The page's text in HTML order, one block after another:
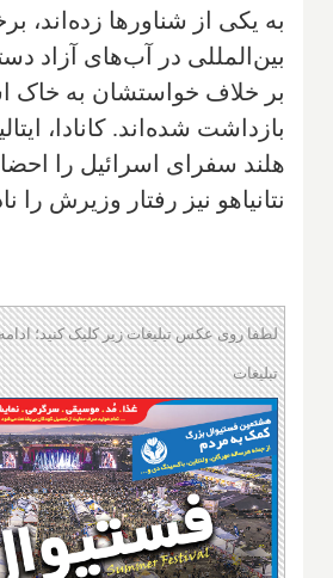
به یکی از شناورها زده‌اند،
بین‌المللی در آب‌های آزاد
بر خلاف خواستشان به خاک
بازداشت شده‌اند. کانادا،
هلند سفرای اسرائیل را
نتانیاهو نیز رفتار وزیرش را
لطفا روی عکس تبلیغات زیر کلیک کنید؛
تبلیغات